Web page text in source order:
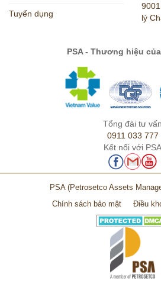
Tuyển dụng
lý
PSA - Thương hiệu
Tổng đài tư vấn
0911 033 777
Kết nối với PSA
PSA (Petrosetco Assets
Chính sách bảo mật
Điều